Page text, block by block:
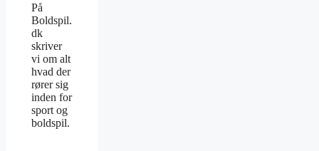
På
Boldspil.
dk
skriver
vi om alt
hvad der
rører sig
inden for
sport og
boldspil.